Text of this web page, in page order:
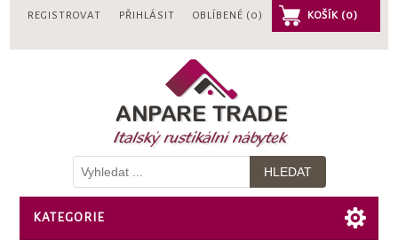
REGISTROVAT PŘIHLÁSIT OBLÍBENÉ (0) KOŠÍK (0)
KATEGORIE